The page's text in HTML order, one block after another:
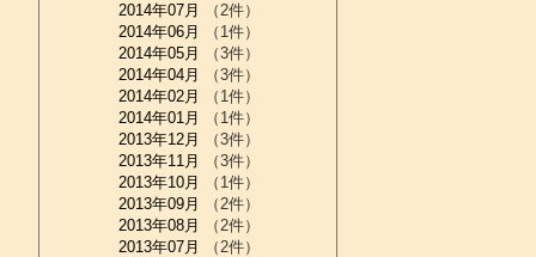
2014年07月
（2件）
2014年06月
（1件）
2014年05月
（3件）
2014年04月
（3件）
2014年02月
（1件）
2014年01月
（1件）
2013年12月
（3件）
2013年11月
（3件）
2013年10月
（1件）
2013年09月
（2件）
2013年08月
（2件）
2013年07月
（2件）